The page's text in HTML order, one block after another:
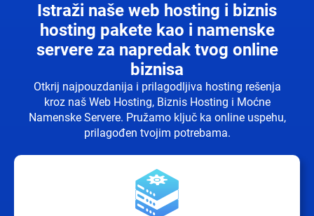
Istraži naše web hosting i biznis
hosting pakete kao i namenske
servere za napredak tvog online
biznisa
Otkrij najpouzdanija i prilagodljiva hosting rešenja
kroz naš Web Hosting, Biznis Hosting i Moćne
Namenske Servere. Pružamo ključ ka online uspehu,
prilagođen tvojim potrebama.